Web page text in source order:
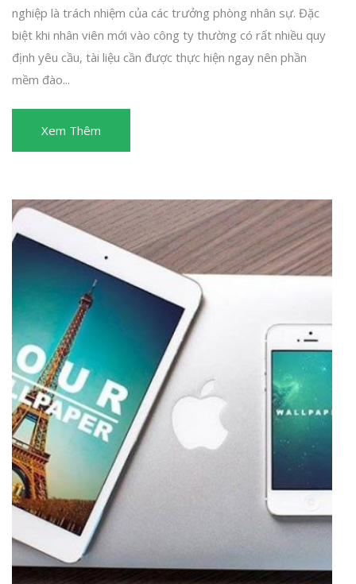
nghiệp là trách nhiệm của các trưởng phòng nhân sự. Đặc
biệt khi nhân viên mới vào công ty thường có rất nhiều quy
định yêu cầu, tài liệu cần được thực hiện ngay nên phần
mềm đào...
Xem Thêm